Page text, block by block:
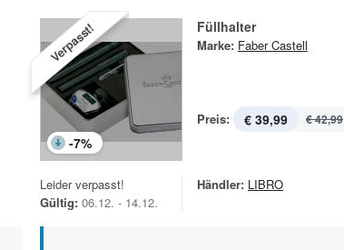
Verpasst!
-7%
Füllhalter
Marke: Faber Castell
Preis: € 39,99 € 42,99
Leider verpasst!
Gültig: 06.12. - 14.12.
Händler: LIBRO